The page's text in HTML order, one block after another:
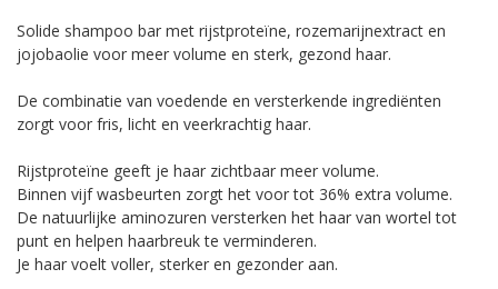
Solide shampoo bar met rijstproteïne, rozemarijnextract en
jojobaolie voor meer volume en sterk, gezond haar.
De combinatie van voedende en versterkende ingrediënten
zorgt voor fris, licht en veerkrachtig haar.
Rijstproteïne geeft je haar zichtbaar meer volume.
Binnen vijf wasbeurten zorgt het voor tot 36% extra volume.
De natuurlijke aminozuren versterken het haar van wortel tot
punt en helpen haarbreuk te verminderen.
Je haar voelt voller, sterker en gezonder aan.